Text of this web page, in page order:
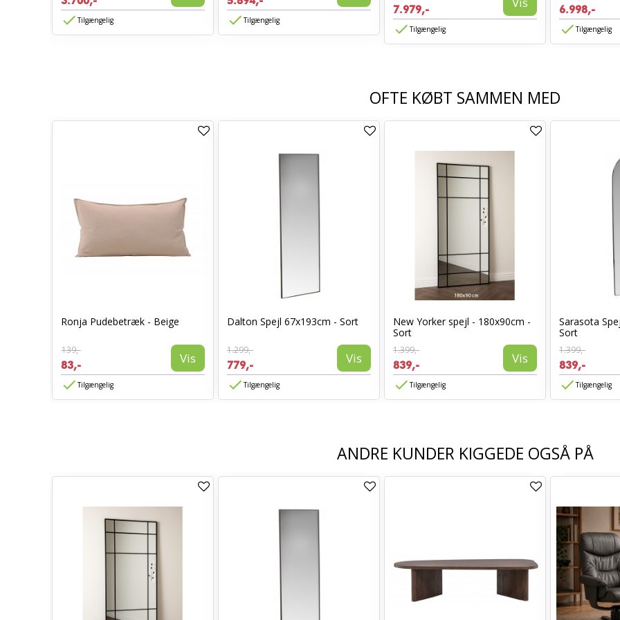
Tilgængelig Tilgængelig
7.979,-
Tilgængelig
6.998,-
Tilgængelig
OFTE KØBT SAMMEN MED
Ronja Pudebetræk - Beige
139,-
83,- Vis
Tilgængelig
Dalton Spejl 67x193cm - Sort
1.299,-
779,- Vis
Tilgængelig
New Yorker spejl - 180x90cm -
Sort
1.399,-
839,- Vis
Tilgængelig
Sarasota
Sort
1.399,-
839,-
Tilgængelig
ANDRE KUNDER KIGGEDE OGSÅ PÅ